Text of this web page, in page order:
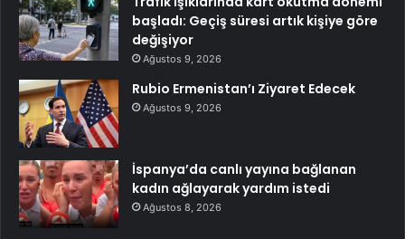
başladı: Geçiş süresi artık kişiye göre
değişiyor
Ağustos 9, 2026
Rubio Ermenistan’ı Ziyaret Edecek
Ağustos 9, 2026
İspanya’da canlı yayına bağlanan
kadın ağlayarak yardım istedi
Ağustos 8, 2026